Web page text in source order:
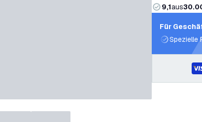
9,1aus
Für
Spezielle